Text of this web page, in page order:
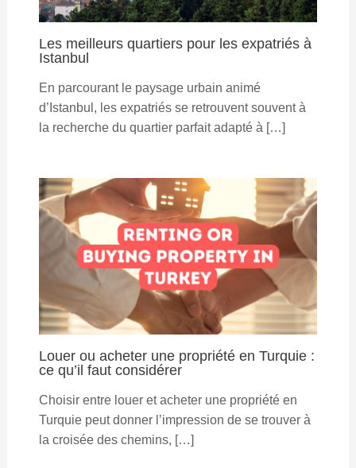
Les meilleurs quartiers pour les expatriés à
Istanbul
En parcourant le paysage urbain animé
d’Istanbul, les expatriés se retrouvent souvent à
la recherche du quartier parfait adapté à […]
Louer ou acheter une propriété en Turquie :
ce qu’il faut considérer
Choisir entre louer et acheter une propriété en
Turquie peut donner l’impression de se trouver à
la croisée des chemins, […]